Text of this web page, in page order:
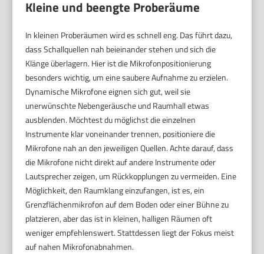
Kleine und beengte Proberäume
In kleinen Proberäumen wird es schnell eng. Das führt dazu,
dass Schallquellen nah beieinander stehen und sich die
Klänge überlagern. Hier ist die Mikrofonpositionierung
besonders wichtig, um eine saubere Aufnahme zu erzielen.
Dynamische Mikrofone eignen sich gut, weil sie
unerwünschte Nebengeräusche und Raumhall etwas
ausblenden. Möchtest du möglichst die einzelnen
Instrumente klar voneinander trennen, positioniere die
Mikrofone nah an den jeweiligen Quellen. Achte darauf, dass
die Mikrofone nicht direkt auf andere Instrumente oder
Lautsprecher zeigen, um Rückkopplungen zu vermeiden. Eine
Möglichkeit, den Raumklang einzufangen, ist es, ein
Grenzflächenmikrofon auf dem Boden oder einer Bühne zu
platzieren, aber das ist in kleinen, halligen Räumen oft
weniger empfehlenswert. Stattdessen liegt der Fokus meist
auf nahen Mikrofonabnahmen.